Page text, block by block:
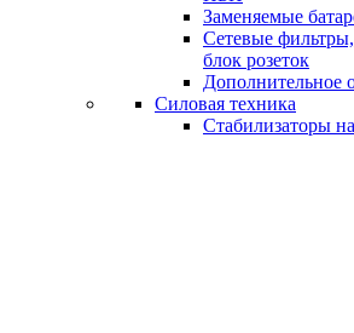
Заменяемые
Сетевые
блок розеток
Дополнительное
Силовая техника
Стабилизаторы